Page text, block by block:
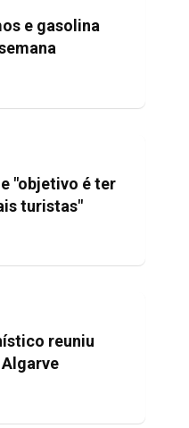
e gasolina
"objetivo é ter
turistas"
reuniu